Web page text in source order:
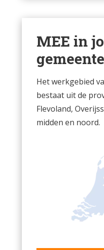
MEE in
gemeente
Het werkgebied
bestaat uit de
Flevoland,
midden en noord.